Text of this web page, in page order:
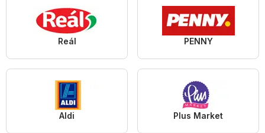
Reál PENNY
Aldi Plus Market